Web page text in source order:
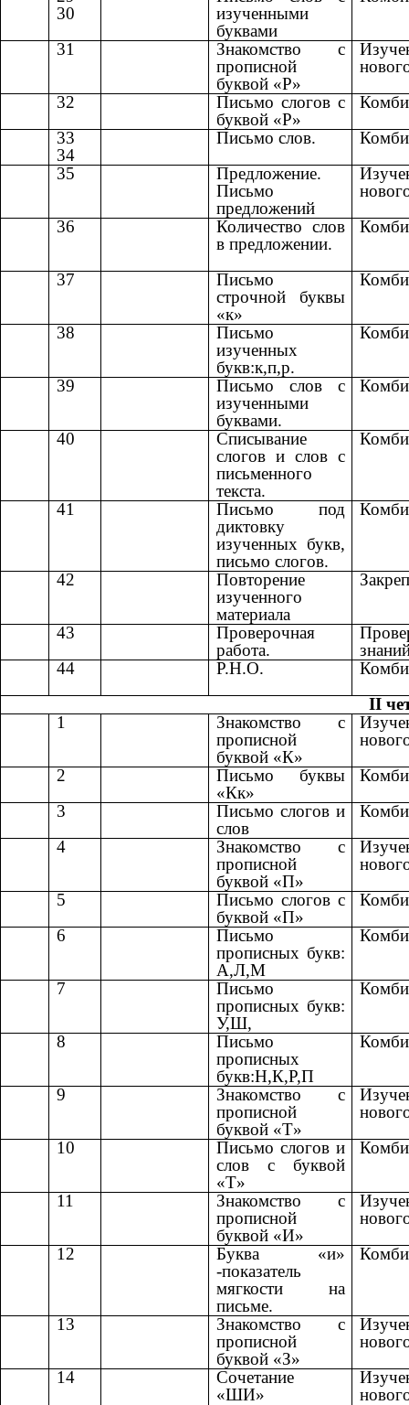
30
изученными
буквами
31
Знакомство с
прописной
буквой «Р»
32
Письмо слогов с
буквой «Р»
33
34
Письмо слов.
35
Предложение.
Письмо
предложений
36
Количество слов
в предложении.
37
Письмо
строчной буквы
«к»
38
Письмо
изученных
букв:к,п,р.
39
Письмо слов с
изученными
буквами.
40
Списывание
слогов и слов с
письменного
текста.
41
Письмо под
диктовку
изученных букв,
письмо слогов.
42
Повторение
изученного
материала
43
Проверочная
работа.
44
Р.Н.О.
II
1
Знакомство с
прописной
буквой «К»
2
Письмо буквы
«Кк»
3
Письмо слогов и
слов
4
Знакомство с
прописной
буквой «П»
5
Письмо слогов с
буквой «П»
6
Письмо
прописных букв:
А,Л,М
7
Письмо
прописных букв:
У,Ш,
8
Письмо
прописных
букв:Н,К,Р,П
9
Знакомство с
прописной
буквой «Т»
10
Письмо слогов и
слов с буквой
«Т»
11
Знакомство с
прописной
буквой «И»
12
Буква «и»
-показатель
мягкости на
письме.
13
Знакомство с
прописной
буквой «З»
14
Сочетание
«ШИ»